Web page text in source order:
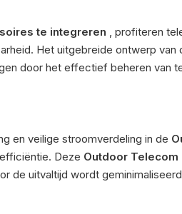
te integreren , profiteren
Het uitgebreide ontwerp van
door het effectief beheren van
en veilige stroomverdeling in de
Deze Outdoor
de uitvaltijd wordt